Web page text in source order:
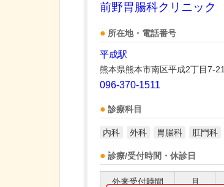
前野胃腸科クリニック
所在地・電話番号
平成駅
熊本県熊本市南区平成2丁目7-21
096-370-1511
診療科目
内科 外科 胃腸科 肛門科
診療/受付時間・休診日
外来受付時間 月